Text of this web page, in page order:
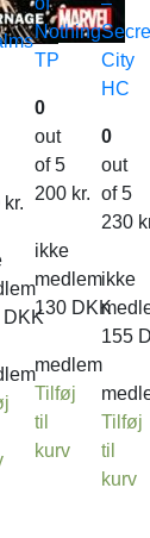
kr.
DKK
Nothing
TP
0
out
of 5
200 kr.
ikke
medlem
130 DKK
medlem
Tilføj
til
kurv
City
HC
0
out
of 5
230
ikke
155
Tilføj
til
kurv